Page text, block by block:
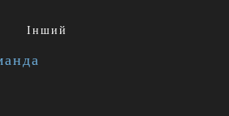
Інший